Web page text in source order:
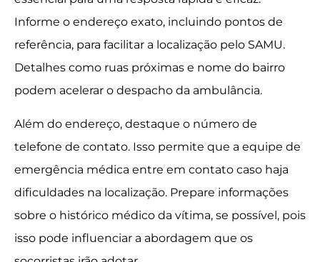
Informe o endereço exato, incluindo pontos de
referência, para facilitar a localização pelo SAMU.
Detalhes como ruas próximas e nome do bairro
podem acelerar o despacho da ambulância.
Além do endereço, destaque o número de
telefone de contato. Isso permite que a equipe de
emergência médica entre em contato caso haja
dificuldades na localização. Prepare informações
sobre o histórico médico da vítima, se possível, pois
isso pode influenciar a abordagem que os